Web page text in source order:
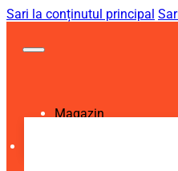
Sari la conținutul principal
Magazin